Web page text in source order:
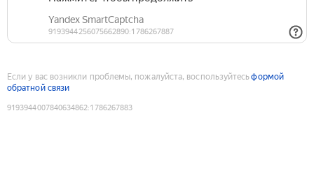
Если у вас возникли проблемы, пожалуйста, воспользуйтесьформой
обратной связи
9193944007840634862:1786267883